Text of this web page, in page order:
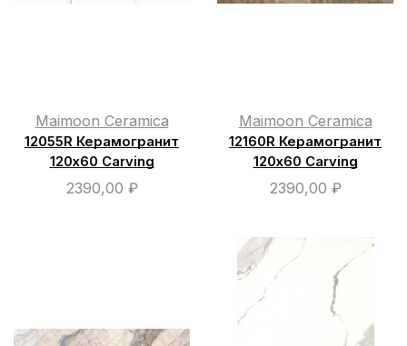
Maimoon Ceramica
12055R Керамогранит
120х60 Carving
2390,00 ₽
Maimoon Ceramica
12160R Керамогранит
120х60 Carving
2390,00 ₽